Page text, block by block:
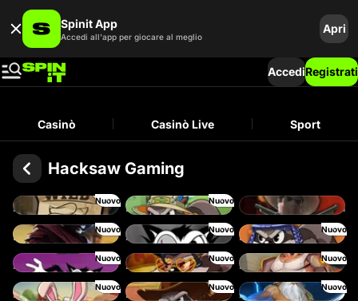
Spinit App
Accedi all'app per giocare al meglio
Apri
AccediRegistrati
Casinò Casinò Live Sport
Hacksaw Gaming
Nuovo
Le Bandit
Nuovo
Le Fisherman Wanted: Dead or a Wild
Nuovo
Duel at Dawn
Nuovo
RIP City
Nuovo
Le Pharaoh
Nuovo
Hot Ross
Nuovo
Le King
Nuovo
Fist of Destruction
Nuovo
Le Bunny
Nuovo
Le Cowboy
Nuovo
Ze Zeus